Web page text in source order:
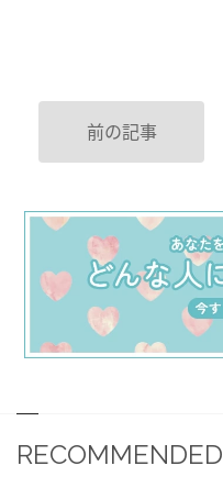
前の記事
RECOMMENDED